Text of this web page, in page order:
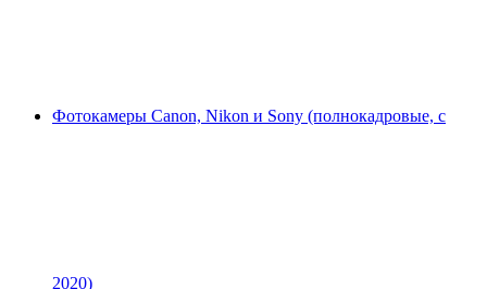
Фотокамеры Canon, Nikon и Sony (полнокадровые, с
2020)